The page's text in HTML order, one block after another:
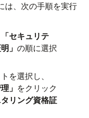
は、次の手順を実行
「セキュリテ
」 の順に選択
を選択し、
」 をクリック
リング資格証